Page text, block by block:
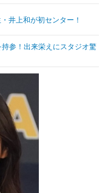
ブログ
その他
井上和が初センター！
参！出来栄えにスタジオ驚